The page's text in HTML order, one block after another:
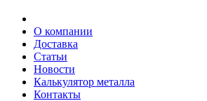
О компании
Доставка
Статьи
Новости
Калькулятор металла
Контакты